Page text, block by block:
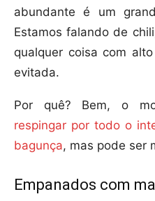
abundante é um
Estamos falando de
qualquer coisa com
evitada.
Por quê? Bem, o
respingar por todo o
bagunça, mas pode ser
Empanados com